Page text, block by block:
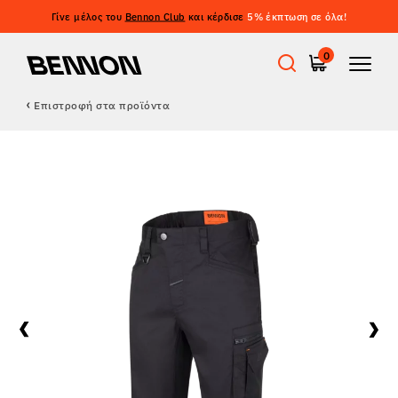
Γίνε μέλος του Bennon Club και κέρδισε 5% έκπτωση σε όλα!
0
Outdoor
Casual παπούτσια
Επιστροφή στα προϊόντα